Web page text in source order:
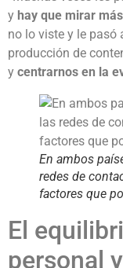
y hay que mirar
no lo viste y le pasó
producción de
y centrarnos en la
En ambos
redes de
factores que
El
personal